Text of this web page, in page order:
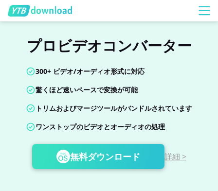
プロビデオコンバーター
300+ ビデオ/オーディオ形式に対応
驚くほど速いペースで変換が可能
トリムおよびマージツールがバンドルされています
ワンストップのビデオとオーディオの処理
無料ダウンロード 詳細 >